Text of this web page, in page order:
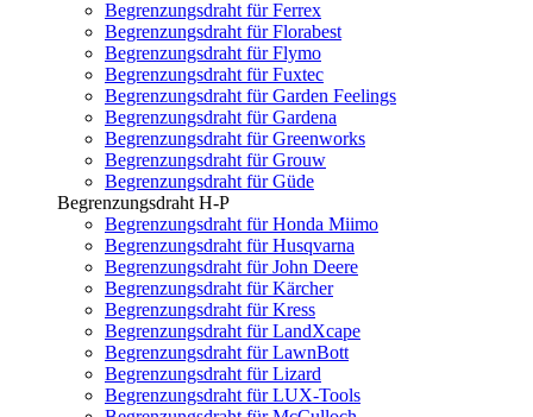
Begrenzungsdraht für Ferrex
Begrenzungsdraht für Florabest
Begrenzungsdraht für Flymo
Begrenzungsdraht für Fuxtec
Begrenzungsdraht für Garden Feelings
Begrenzungsdraht für Gardena
Begrenzungsdraht für Greenworks
Begrenzungsdraht für Grouw
Begrenzungsdraht für Güde
Begrenzungsdraht H-P
Begrenzungsdraht für Honda Miimo
Begrenzungsdraht für Husqvarna
Begrenzungsdraht für John Deere
Begrenzungsdraht für Kärcher
Begrenzungsdraht für Kress
Begrenzungsdraht für LandXcape
Begrenzungsdraht für LawnBott
Begrenzungsdraht für Lizard
Begrenzungsdraht für LUX-Tools